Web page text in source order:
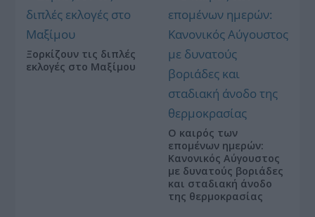
Ξορκίζουν τις διπλές
εκλογές στο Μαξίμου
Ο καιρός των
επομένων ημερών:
Κανονικός Αύγουστος
με δυνατούς βοριάδες
και σταδιακή άνοδο
της θερμοκρασίας